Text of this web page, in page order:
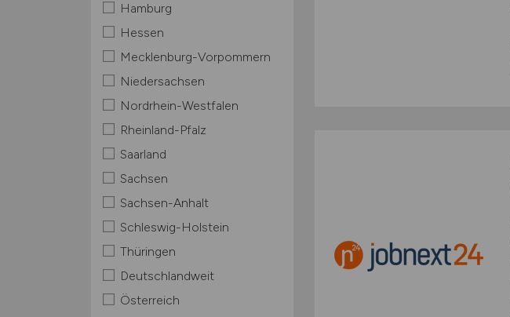
Hamburg
Hessen
Mecklenburg-Vorpommern
Niedersachsen
Nordrhein-Westfalen
Rheinland-Pfalz
Saarland
Sachsen
Sachsen-Anhalt
Schleswig-Holstein
Thüringen
Deutschlandweit
Österreich